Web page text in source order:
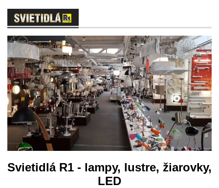
Svietidlá R1 - lampy, lustre, žiarovky,
LED